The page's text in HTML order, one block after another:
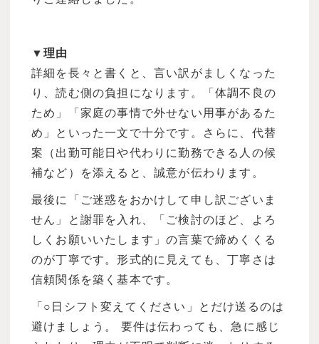
▼理由
詳細を長々と書くと、言い訳がましくなった
り、読む側の負担になります。「体調不良の
ため」「家庭の事情で外せない用事があるた
め」といった一文で十分です。さらに、代替
案（出勤可能日や代わりに勤務できる人の候
補など）を添えると、誠意が伝わります。
最後に「ご迷惑をおかけして申し訳ございま
せん」と謝罪を入れ、「ご検討のほど、よろ
しくお願いいたします」の言葉で締めくくる
のが丁寧です。形式的に見えても、丁寧さは
信頼関係を築く基本です。
「○日シフト変えてください」とだけ送るのは
避けましょう。 要件は伝わっても、急に感じ